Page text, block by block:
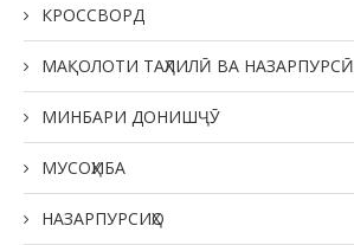
КРОССВОРД
МАҚОЛОТИ ТАҲЛИЛӢ ВА НАЗАРПУРСӢ
МИНБАРИ ДОНИШҶӮ
МУСОҲИБА
НАЗАРПУРСИҲО